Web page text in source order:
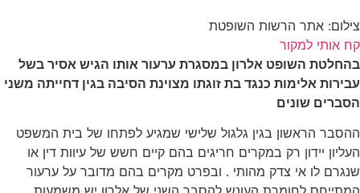
צילום: אתר הרשות השופטת
קח אותי למקור
בהחלטת השופט אלרון במסגרת ערעור אותו הגיש אסיר בשל
עבירות אלימות כנגד בת זוגתו מצוינת הסיבה בגין דחייתה משני
הסברים שונים
ההסבר הראשון בגין גלגול שלישי שמגיע לפתחו של בית המשפט
העליון יידון רק במקרים חריגים בהם קיים חשש של עיוות דין או
שנגרם לו אי צדק מהותי . ובפרט מקרים בהם מדובר על ערעור